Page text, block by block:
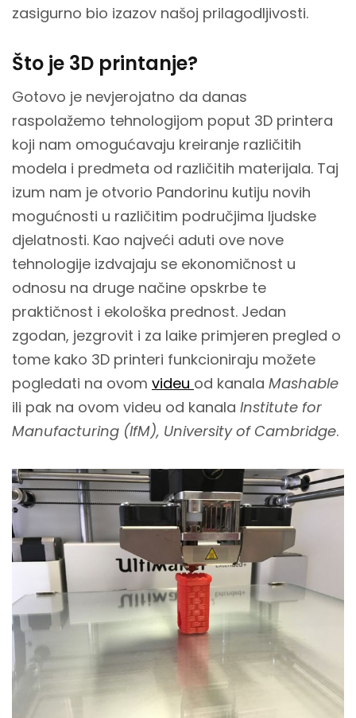
zasigurno bio izazov našoj prilagodljivosti.
Što je 3D printanje?
Gotovo je nevjerojatno da danas
raspolažemo tehnologijom poput 3D printera
koji nam omogućavaju kreiranje različitih
modela i predmeta od različitih materijala. Taj
izum nam je otvorio Pandorinu kutiju novih
mogućnosti u različitim područjima ljudske
djelatnosti. Kao najveći aduti ove nove
tehnologije izdvajaju se ekonomičnost u
odnosu na druge načine opskrbe te
praktičnost i ekološka prednost. Jedan
zgodan, jezgrovit i za laike primjeren pregled o
tome kako 3D printeri funkcioniraju možete
pogledati na ovom videu od kanala Mashable
ili pak na ovom videu od kanala Institute for
Manufacturing (IfM), University of Cambridge.